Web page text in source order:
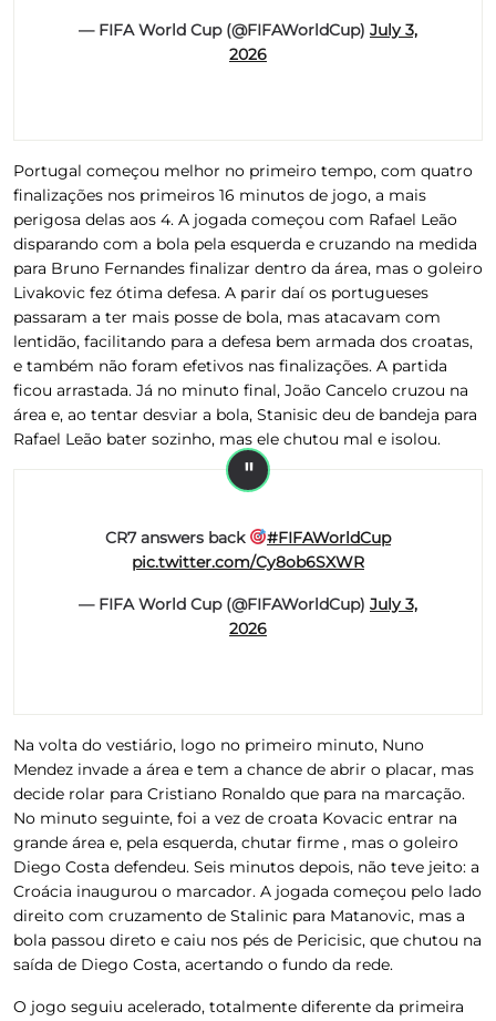
— FIFA World Cup (@FIFAWorldCup) July 3,
2026
Portugal começou melhor no primeiro tempo, com quatro
finalizações nos primeiros 16 minutos de jogo, a mais
perigosa delas aos 4. A jogada começou com Rafael Leão
disparando com a bola pela esquerda e cruzando na medida
para Bruno Fernandes finalizar dentro da área, mas o goleiro
Livakovic fez ótima defesa. A parir daí os portugueses
passaram a ter mais posse de bola, mas atacavam com
lentidão, facilitando para a defesa bem armada dos croatas,
e também não foram efetivos nas finalizações. A partida
ficou arrastada. Já no minuto final, João Cancelo cruzou na
área e, ao tentar desviar a bola, Stanisic deu de bandeja para
Rafael Leão bater sozinho, mas ele chutou mal e isolou.
CR7 answers back
#FIFAWorldCup
pic.twitter.com/Cy8ob6SXWR
— FIFA World Cup (@FIFAWorldCup) July 3,
2026
Na volta do vestiário, logo no primeiro minuto, Nuno
Mendez invade a área e tem a chance de abrir o placar, mas
decide rolar para Cristiano Ronaldo que para na marcação.
No minuto seguinte, foi a vez de croata Kovacic entrar na
grande área e, pela esquerda, chutar firme , mas o goleiro
Diego Costa defendeu. Seis minutos depois, não teve jeito: a
Croácia inaugurou o marcador. A jogada começou pelo lado
direito com cruzamento de Stalinic para Matanovic, mas a
bola passou direto e caiu nos pés de Pericisic, que chutou na
saída de Diego Costa, acertando o fundo da rede.
O jogo seguiu acelerado, totalmente diferente da primeira